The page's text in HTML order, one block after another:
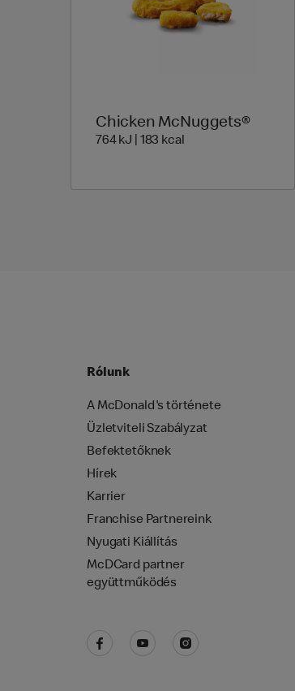
Chicken McNuggets®
764 kJ | 183 kcal
Rólunk
A McDonald's története
Üzletviteli Szabályzat
Befektetőknek
Hírek
Karrier
Franchise Partnereink
Nyugati Kiállítás
McDCard partner
együttműködés